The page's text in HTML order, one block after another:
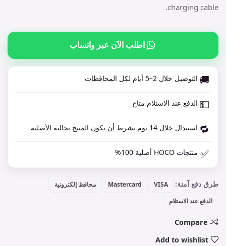
charging cable.
اطلب الآن عبر واتساب
🚚 التوصيل خلال 2–5 أيام لكل المحافظات
💵 الدفع عند الاستلام متاح
🔁 استبدال خلال 14 يوم بشرط أن يكون المنتج بحالته الأصلية
✅ منتجات HOCO أصلية 100%
طرق دفع آمنة: VISA
Mastercard
محافظ إلكترونية
الدفع عند الاستلام
Compare
Add to wishlist